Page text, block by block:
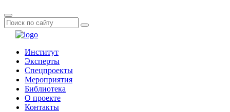
Институт
Эксперты
Спецпроекты
Мероприятия
Библиотека
О проекте
Контакты